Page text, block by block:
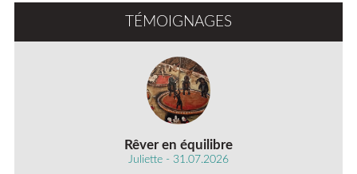
TÉMOIGNAGES
Rêver en équilibre
Juliette - 31.07.2026